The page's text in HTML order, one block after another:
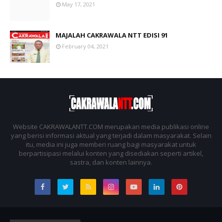
May 17, 2021
MAJALAH CAKRAWALA NTT EDISI 91
February 04, 2021
Website CAKRAWALANTT.COM merupakan media publikasi online
yang berisi informasi aktual yang terjadi dalam masyarakat. Selain
itu, media ini juga memberi ruang bagi masyarakat untuk
berpartisipasi melalui konten yang disediakan seperti artikel,
sastra, dan konten lainnya.